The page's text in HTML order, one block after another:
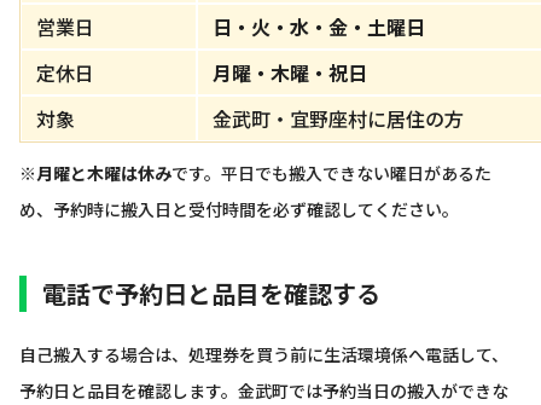
営業日
日・火・水・金・土曜日
定休日
月曜・木曜・祝日
対象
金武町・宜野座村に居住の方
※月曜と木曜は休みです。平日でも搬入できない曜日があるた
め、予約時に搬入日と受付時間を必ず確認してください。
電話で予約日と品目を確認する
自己搬入する場合は、処理券を買う前に生活環境係へ電話して、
予約日と品目を確認します。金武町では予約当日の搬入ができな